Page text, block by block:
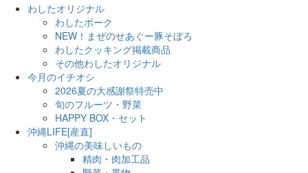
わしたオリジナル
わしたポーク
NEW！まぜのせあぐー豚そぼろ
わしたクッキング掲載商品
その他わしたオリジナル
今月のイチオシ
2026夏の大感謝祭特売中
旬のフルーツ・野菜
HAPPY BOX・セット
沖縄LIFE[産直]
沖縄の美味しいもの
精肉・肉加工品